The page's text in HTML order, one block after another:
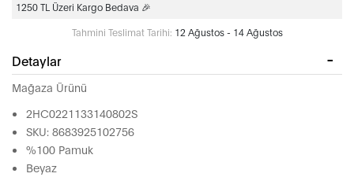
1250 TL Üzeri Kargo Bedava 🎉
Tahmini Teslimat Tarihi: 12 Ağustos - 14 Ağustos
Detaylar
Mağaza Ürünü
2HC0221133140802S
SKU: 8683925102756
%100 Pamuk
Beyaz